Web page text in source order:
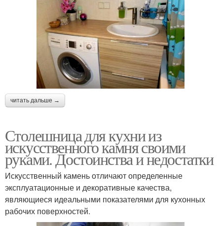
читать дальше →
Столешница для кухни из
искусственного камня своими
руками. Достоинства и недостатки
Искусственный камень отличают определенные
эксплуатационные и декоративные качества,
являющиеся идеальными показателями для кухонных
рабочих поверхностей.